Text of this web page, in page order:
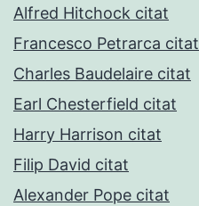
Alfred Hitchock citat
Francesco Petrarca citat
Charles Baudelaire citat
Earl Chesterfield citat
Harry Harrison citat
Filip David citat
Alexander Pope citat